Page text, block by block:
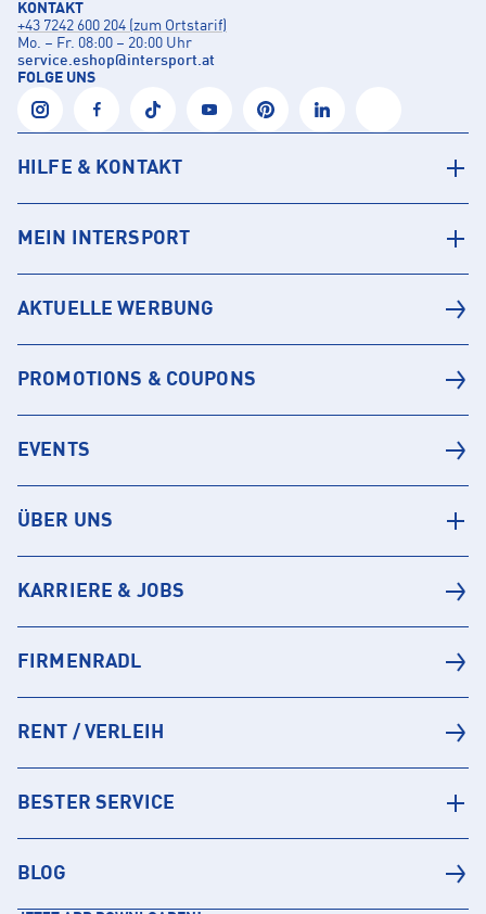
KONTAKT
+43 7242 600 204 (zum Ortstarif)
Mo. – Fr. 08:00 – 20:00 Uhr
service.eshop@intersport.at
FOLGE UNS
HILFE & KONTAKT
MEIN INTERSPORT
AKTUELLE WERBUNG
PROMOTIONS & COUPONS
EVENTS
ÜBER UNS
KARRIERE & JOBS
FIRMENRADL
RENT / VERLEIH
BESTER SERVICE
BLOG